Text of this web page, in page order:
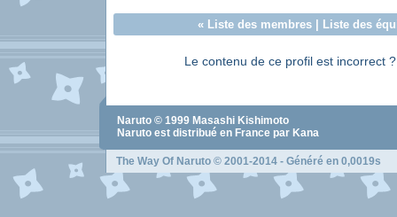
« Liste des membres| Liste des
Le contenu de ce profil est incorrect
Naruto © 1999 Masashi Kishimoto
Naruto est distribué en France par Kana
The Way Of Naruto © 2001-2014 - Généré en 0,0019s